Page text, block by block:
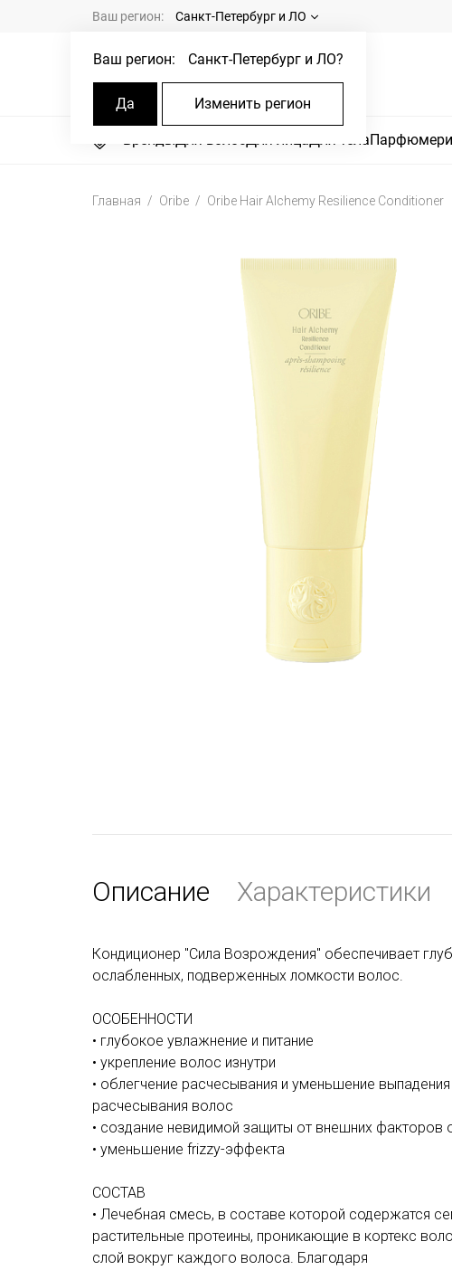
Ваш регион: Санкт-Петербург и ЛО
Ваш регион: Санкт-Петербург и ЛО?
Да Изменить регион
БрендыДля волосДля лицаДля тела
Главная Oribe Oribe Hair Alchemy Resilience Conditioner
Описание Характеристики
Кондиционер "Сила Возрождения" обеспечивает
ослабленных, подверженных ломкости волос.
ОСОБЕННОСТИ
• глубокое увлажнение и питание
• укрепление волос изнутри
• облегчение расчесывания и уменьшение
расчесывания волос
• создание невидимой защиты от внешних
• уменьшение frizzy-эффекта
СОСТАВ
• Лечебная смесь, в составе которой содержатся
растительные протеины, проникающие в кортекс
слой вокруг каждого волоса. Благодаря